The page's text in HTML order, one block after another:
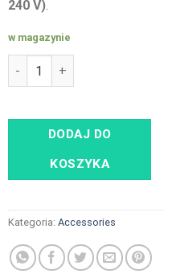
240 V)
w magazynie
ilość przenośna ładowarka z
DODAJ DO
KOSZYKA
Kategoria: Accessories